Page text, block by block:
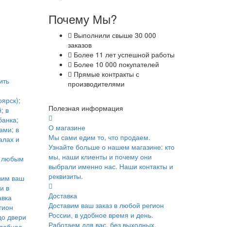
в
в
и
любым
ваш
в
двери
Почему Мы?
Выполнили свыше 30 000
заказов
Более 11 лет успешной работы
Более 10 000 покупателей
Прямые контракты с
производителями
Полезная информация
О магазине
Мы сами едим то, что продаем.
Узнайте больше о нашем магазине: кто
мы, наши клиенты и почему они
выбрали именно нас. Наши контакты и
реквизиты.
Доставка
Доставим ваш заказ в любой регион
России, в удобное время и день.
Работаем для вас, без выходных.